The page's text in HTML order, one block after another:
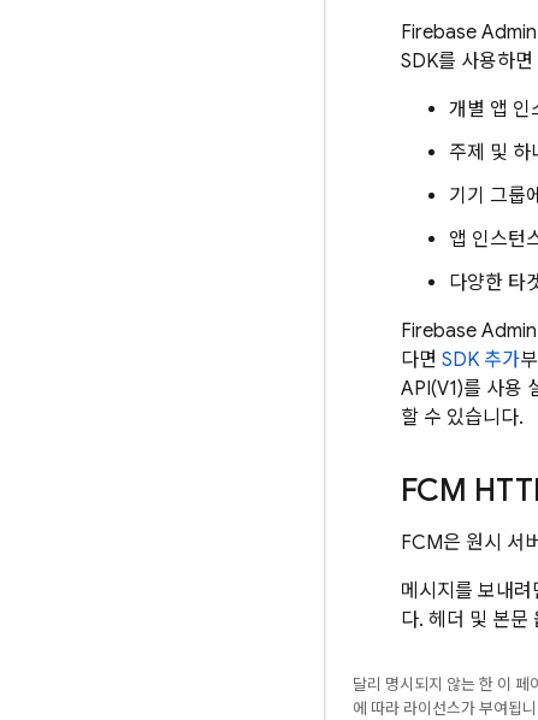
Firebase
SDK를 사용하
개별 앱 인
주제 및 하
기기 그룹
앱 인스턴
다양한 타
Firebase
다면 SDK 추가
API(V1)를 사용
할 수 있습니다.
FCM
FCM은 원시 서
메시지를 보내
다. 헤더 및 본문
달리 명시되지 않는 한 이 페
에 따라 라이선스가 부여됩